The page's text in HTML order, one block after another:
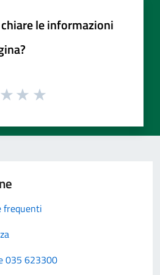
le informazioni
frequenti
035 623300